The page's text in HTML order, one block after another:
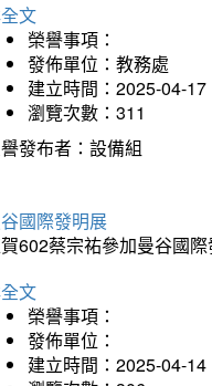
文
榮譽事項：
發佈單位：教務處
建立時間：2025-04-17
瀏覽次數：311
發布者：設備組
國際發明展
602蔡宗祐參加曼谷國
文
榮譽事項：
發佈單位：
建立時間：2025-04-14